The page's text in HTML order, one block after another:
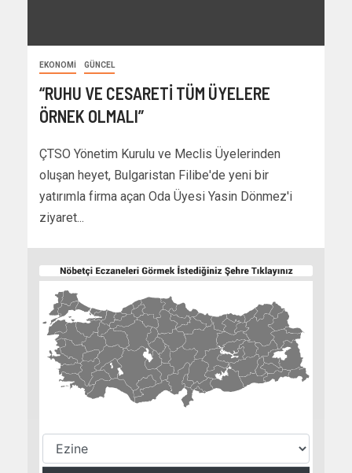
EKONOMI GÜNCEL
“RUHU VE CESARETİ TÜM ÜYELERE
ÖRNEK OLMALI”
ÇTSO Yönetim Kurulu ve Meclis Üyelerinden
oluşan heyet, Bulgaristan Filibe'de yeni bir
yatırımla firma açan Oda Üyesi Yasin Dönmez'i
ziyaret...